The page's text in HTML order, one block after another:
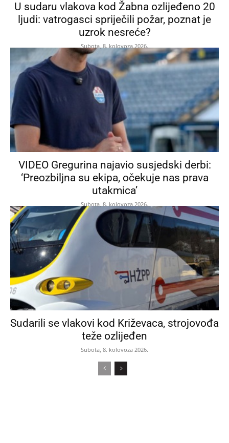
U sudaru vlakova kod Žabna ozlijeđeno 20
ljudi: vatrogasci spriječili požar, poznat je
uzrok nesreće?
Subota, 8. kolovoza 2026.
VIDEO Gregurina najavio susjedski derbi:
‘Preozbiljna su ekipa, očekuje nas prava
utakmica’
Subota, 8. kolovoza 2026.
Sudarili se vlakovi kod Križevaca, strojovođa
teže ozlijeđen
Subota, 8. kolovoza 2026.